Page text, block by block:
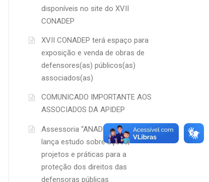
disponíveis no site do XVII
CONADEP
XVII CONADEP terá espaço para
exposição e venda de obras de
defensores(as) públicos(as)
associados(as)
COMUNICADO IMPORTANTE AOS
ASSOCIADOS DA APIDEP
Assessoria “ANADEP Mulher”
lança estudo sobre ações,
projetos e práticas para a
proteção dos direitos das
defensoras públicas